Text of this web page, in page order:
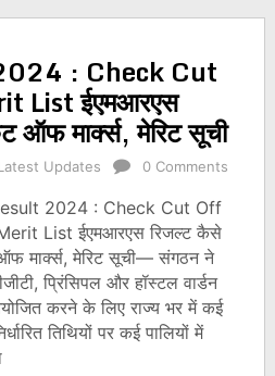
: Check Cut
List ईएमआरएस
मार्क्स, मेरिट सूची
Updates 0 Comments
2024 : Check Cut Off
List ईएमआरएस रिजल्ट कैसे
मार्क्स, मेरिट सूची— संगठन ने
प्रिंसिपल और हॉस्टल वार्डन
करने के लिए राज्य भर में कई
तिथियों पर कई पालियों में